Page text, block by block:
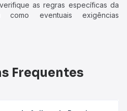
as regras específicas da
como eventuais exigências
Frequentes